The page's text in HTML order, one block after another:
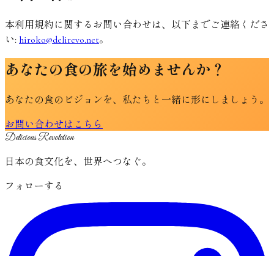
本利用規約に関するお問い合わせは、以下までご連絡くださ
い: hiroko@delirevo.net。
あなたの食の旅を始めませんか？
あなたの食のビジョンを、私たちと一緒に形にしましょう。
お問い合わせはこちら
Delicious Revolution
日本の食文化を、世界へつなぐ。
フォローする